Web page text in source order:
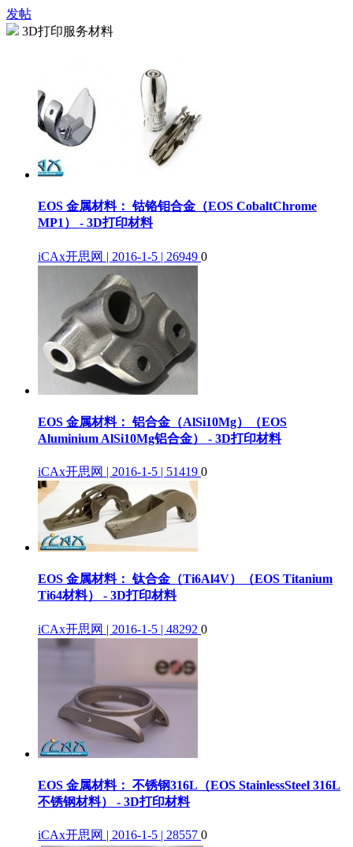
发帖
3D打印服务材料
EOS 金属材料： 钴铬钼合金（EOS CobaltChrome
MP1） - 3D打印材料
iCAx开思网 | 2016-1-5 | 26949 0
EOS 金属材料： 铝合金（AlSi10Mg）（EOS
Aluminium AlSi10Mg铝合金） - 3D打印材料
iCAx开思网 | 2016-1-5 | 51419 0
EOS 金属材料： 钛合金（Ti6Al4V）（EOS Titanium
Ti64材料） - 3D打印材料
iCAx开思网 | 2016-1-5 | 48292 0
EOS 金属材料： 不锈钢316L（EOS StainlessSteel 316L
不锈钢材料） - 3D打印材料
iCAx开思网 | 2016-1-5 | 28557 0